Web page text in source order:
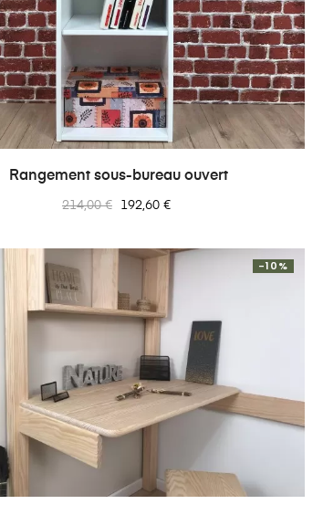
Rangement sous-bureau ouvert
Prix
214,00 € Prix
192,60 €
-10%